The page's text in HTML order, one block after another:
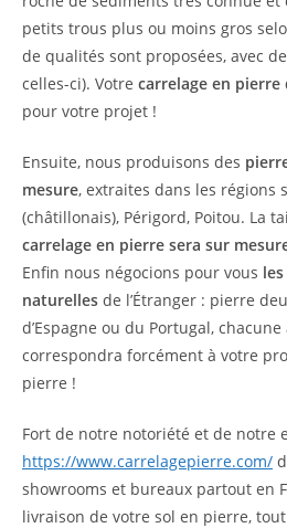
petits trous plus ou moins gros
de qualités sont proposées, avec
celles-ci). Votre carrelage en
pour votre projet !
Ensuite, nous produisons des
mesure, extraites dans les régions
(châtillonais), Périgord, Poitou. La
carrelage en pierre sera sur
Enfin nous négocions pour vous
naturelles de l’Étranger : pierre
d’Espagne ou du Portugal,
correspondra forcément à votre
pierre !
Fort de notre notoriété et de notre
https://www.carrelagepierre.com/
showrooms et bureaux partout en
livraison de votre sol en pierre,